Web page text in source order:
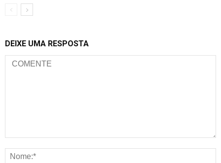
DEIXE UMA RESPOSTA